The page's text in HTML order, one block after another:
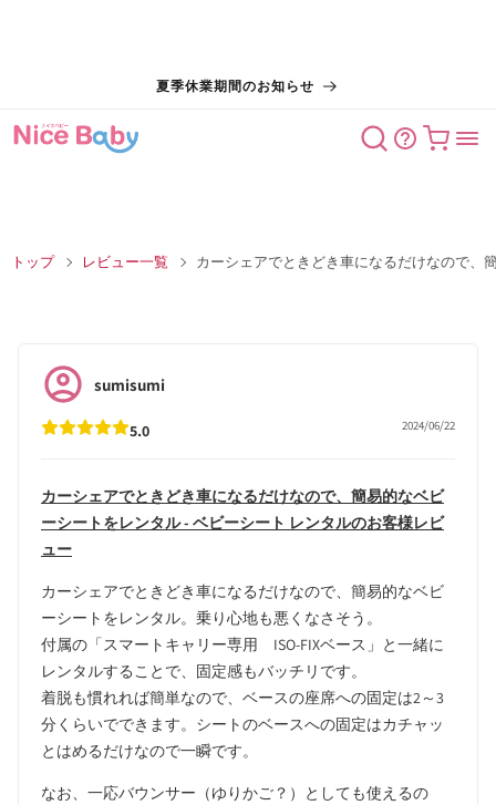
夏季休業期間のお知らせ
カート
トップ レビュー一覧 カーシェアでときどき車になるだけなので、
5.0 2024/06/22
sumisumi
カーシェアでときどき車になるだけなので、簡易的なベビ
ーシートをレンタル - ベビーシート レンタルのお客様レビ
ュー
カーシェアでときどき車になるだけなので、簡易的なベビ
ーシートをレンタル。乗り心地も悪くなさそう。
付属の「スマートキャリー専用 ISO-FIXベース」と一緒に
レンタルすることで、固定感もバッチリです。
着脱も慣れれば簡単なので、ベースの座席への固定は2～3
分くらいでできます。シートのベースへの固定はカチャッ
とはめるだけなので一瞬です。
なお、一応バウンサー（ゆりかご？）としても使えるの